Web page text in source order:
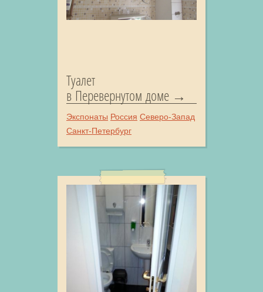
Туалет
в Перевернутом доме
Экспонаты Россия Северо-Запад
Санкт-Петербург